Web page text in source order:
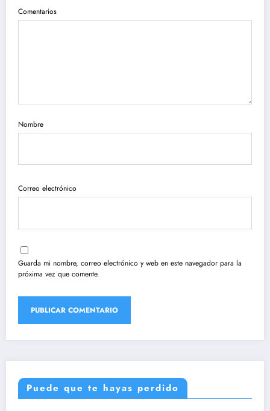
Comentarios
Nombre
Correo electrónico
Guarda mi nombre, correo electrónico y web en este navegador para la
próxima vez que comente.
Puede que te hayas perdido